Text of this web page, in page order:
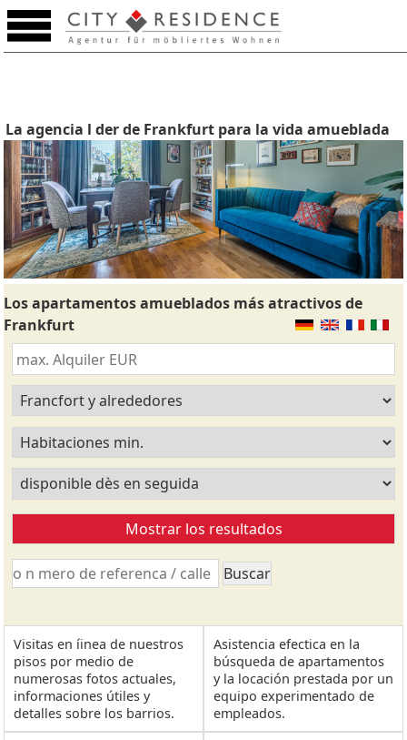
La agencia l der de Frankfurt para la vida amueblada
Los apartamentos amueblados más atractivos de
Frankfurt
Visitas en íinea de nuestros
pisos por medio de
numerosas fotos actuales,
informaciones útiles y
detalles sobre los barrios.
Asistencia efectica en la
búsqueda de apartamentos
y la locación prestada por un
equipo experimentado de
empleados.